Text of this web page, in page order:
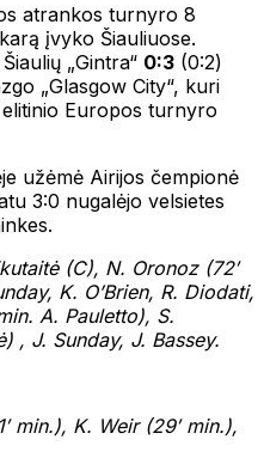
atrankos turnyro 8
įvyko Šiauliuose.
„Gintra“ 0:3 (0:2)
„Glasgow City“, kuri
Europos turnyro
užėmė Airijos čempionė
3:0 nugalėjo velsietes
(C), N. Oronoz (72′
K. O’Brien, R. Diodati,
A. Pauletto), S.
, J. Sunday, J. Bassey.
min.), K. Weir (29′ min.),